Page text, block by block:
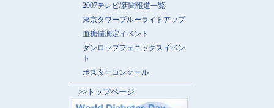
2007テレビ/新聞報道一覧
東京タワーブルーライトアップ
血糖値測定イベント
ダンロップフェニックスイベン
ト
ポスターコンクール
>>トップページ